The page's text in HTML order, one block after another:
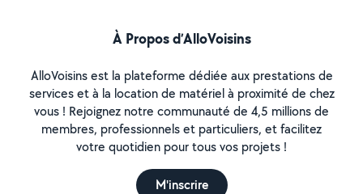
À Propos d’AlloVoisins
AlloVoisins est la plateforme dédiée aux prestations de
services et à la location de matériel à proximité de chez
vous ! Rejoignez notre communauté de 4,5 millions de
membres, professionnels et particuliers, et facilitez
votre quotidien pour tous vos projets !
M'inscrire